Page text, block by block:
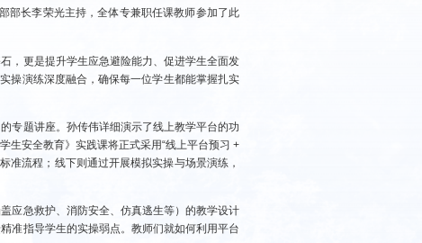
部长李荣光主持，全体专兼职任课教师参加了此
，更是提升学生应急避险能力、促进学生全面发
操演练深度融合，确保每一位学生都能掌握扎实
专题讲座。孙传伟详细演示了线上教学平台的功
生安全教育》实践课将正式采用“线上平台预习 +
准流程；线下则通过开展模拟实操与场景演练，
应急救护、消防安全、仿真逃生等）的教学设计
准指导学生的实操弱点。教师们就如何利用平台